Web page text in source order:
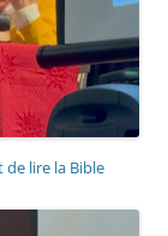
de lire la Bible